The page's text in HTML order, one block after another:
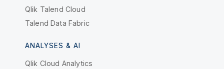
Qlik Talend Cloud
Talend Data Fabric
ANALYSES & AI
Qlik Cloud Analytics